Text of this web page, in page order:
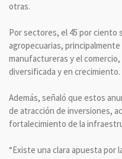
otras.
Por sectores, el 45 por ciento
agropecuarias,
manufactureras y el
diversificada y en crecimiento.
Además, señaló que estos
de atracción de inversiones,
fortalecimiento de la
“Existe una clara apuesta por